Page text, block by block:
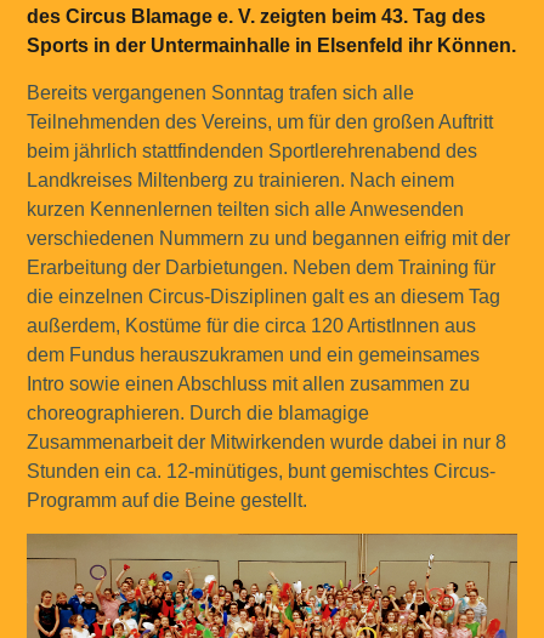
des Circus Blamage e. V. zeigten beim 43. Tag des
Sports in der Untermainhalle in Elsenfeld ihr Können.
Bereits vergangenen Sonntag trafen sich alle
Teilnehmenden des Vereins, um für den großen Auftritt
beim jährlich stattfindenden Sportlerehrenabend des
Landkreises Miltenberg zu trainieren. Nach einem
kurzen Kennenlernen teilten sich alle Anwesenden
verschiedenen Nummern zu und begannen eifrig mit der
Erarbeitung der Darbietungen. Neben dem Training für
die einzelnen Circus-Disziplinen galt es an diesem Tag
außerdem, Kostüme für die circa 120 ArtistInnen aus
dem Fundus herauszukramen und ein gemeinsames
Intro sowie einen Abschluss mit allen zusammen zu
choreographieren. Durch die blamagige
Zusammenarbeit der Mitwirkenden wurde dabei in nur 8
Stunden ein ca. 12-minütiges, bunt gemischtes Circus-
Programm auf die Beine gestellt.